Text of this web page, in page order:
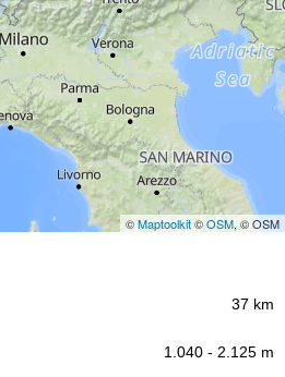
©Maptoolkit©OSM, © OSM
37 km
1.040 - 2.125 m